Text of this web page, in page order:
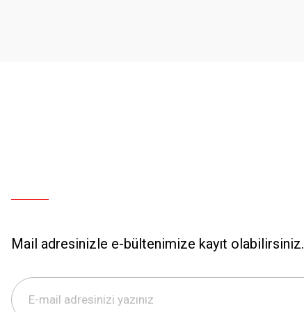
Mail adresinizle e-bültenimize kayıt olabilirsiniz.